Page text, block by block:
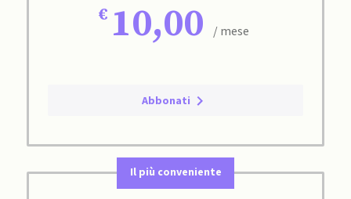
10,00 / mese
Abbonati
Il più conveniente